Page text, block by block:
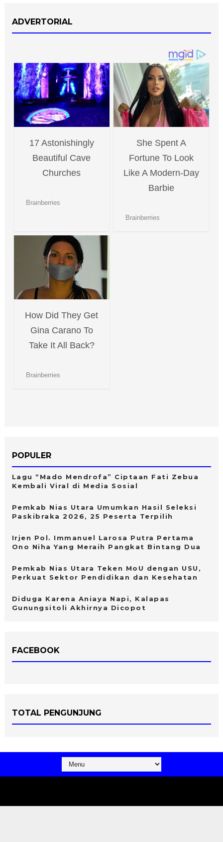
ADVERTORIAL
POPULER
Lagu “Mado Mendrofa” Ciptaan Fati Zebua
Kembali Viral di Media Sosial
Pemkab Nias Utara Umumkan Hasil Seleksi
Paskibraka 2026, 25 Peserta Terpilih
Irjen Pol. Immanuel Larosa Putra Pertama
Ono Niha Yang Meraih Pangkat Bintang Dua
Pemkab Nias Utara Teken MoU dengan USU,
Perkuat Sektor Pendidikan dan Kesehatan
Diduga Karena Aniaya Napi, Kalapas
Gunungsitoli Akhirnya Dicopot
FACEBOOK
TOTAL PENGUNJUNG